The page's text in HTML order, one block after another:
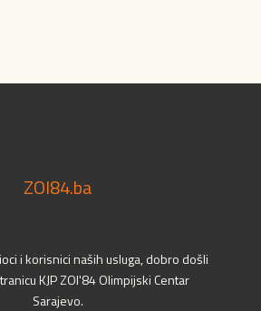
ZOI84.ba
i korisnici naših usluga, dobro došli
KJP ZOI'84 Olimpijski Centar
Sarajevo.